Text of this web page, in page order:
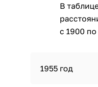
В
с 1900
1955 год